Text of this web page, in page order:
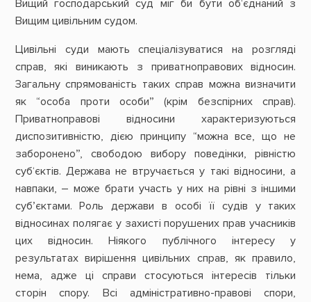
Вищий господарський суд міг би бути об‘єднаний з
Вищим цивільним судом.
Цивільні суди мають спеціалізуватися на розгляді
справ, які виникають з приватноправових відносин.
Загальну спрямованість таких справ можна визначити
як “особа проти особи” (крім безспірних справ).
Приватноправові відносини характеризуються
диспозитивністю, дією принципу “можна все, що не
заборонено”, свободою вибору поведінки, рівністю
суб‘єктів. Держава не втручається у такі відносини, а
навпаки, – може брати участь у них на рівні з іншими
суб’єктами. Роль держави в особі її судів у таких
відносинах полягає у захисті порушених прав учасників
цих відносин. Ніякого публічного інтересу у
результатах вирішення цивільних справ, як правило,
нема, адже ці справи стосуються інтересів тільки
сторін спору. Всі адміністративно-правові спори,